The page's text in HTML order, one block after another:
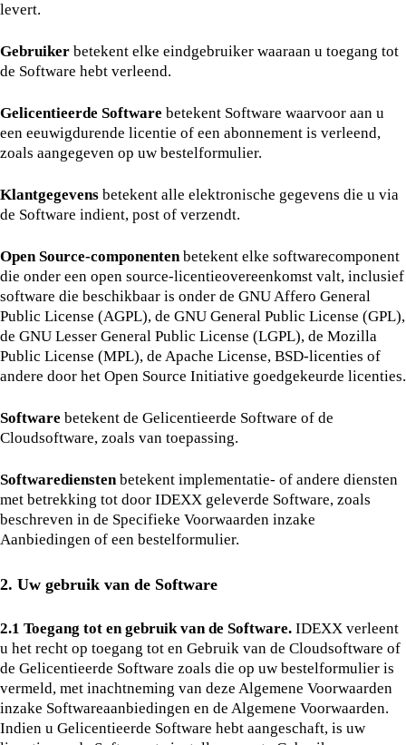
levert.
Gebruiker betekent elke eindgebruiker waaraan u toegang tot
de Software hebt verleend.
Gelicentieerde Software betekent Software waarvoor aan u
een eeuwigdurende licentie of een abonnement is verleend,
zoals aangegeven op uw bestelformulier.
Klantgegevens betekent alle elektronische gegevens die u via
de Software indient, post of verzendt.
Open Source-componentenbetekent elke softwarecomponent
die onder een open source-licentieovereenkomst valt, inclusief
software die beschikbaar is onder de GNU Affero General
Public License (AGPL), de GNU General Public License (GPL),
de GNU Lesser General Public License (LGPL), de Mozilla
Public License (MPL), de Apache License, BSD-licenties of
andere door het Open Source Initiative goedgekeurde licenties.
Software betekent de Gelicentieerde Software of de
Cloudsoftware, zoals van toepassing.
Softwaredienstenbetekent implementatie- of andere diensten
met betrekking tot door IDEXX geleverde Software, zoals
beschreven in de Specifieke Voorwaarden inzake
Aanbiedingen of een bestelformulier.
2. Uw gebruik van de Software
2.1 Toegang tot en gebruik van de Software. IDEXX verleent
u het recht op toegang tot en Gebruik van de Cloudsoftware of
de Gelicentieerde Software zoals die op uw bestelformulier is
vermeld, met inachtneming van deze Algemene Voorwaarden
inzake Softwareaanbiedingen en de Algemene Voorwaarden.
Indien u Gelicentieerde Software hebt aangeschaft, is uw